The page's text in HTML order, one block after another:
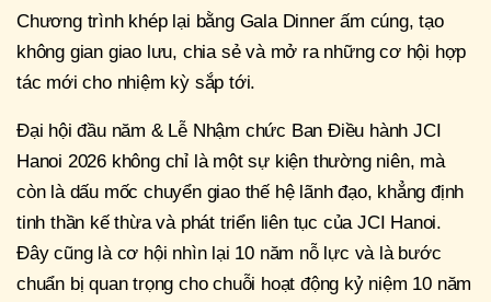
Chương trình khép lại bằng Gala Dinner ấm cúng, tạo
không gian giao lưu, chia sẻ và mở ra những cơ hội hợp
tác mới cho nhiệm kỳ sắp tới.
Đại hội đầu năm & Lễ Nhậm chức Ban Điều hành JCI
Hanoi 2026 không chỉ là một sự kiện thường niên, mà
còn là dấu mốc chuyển giao thế hệ lãnh đạo, khẳng định
tinh thần kế thừa và phát triển liên tục của JCI Hanoi.
Đây cũng là cơ hội nhìn lại 10 năm nỗ lực và là bước
chuẩn bị quan trọng cho chuỗi hoạt động kỷ niệm 10 năm